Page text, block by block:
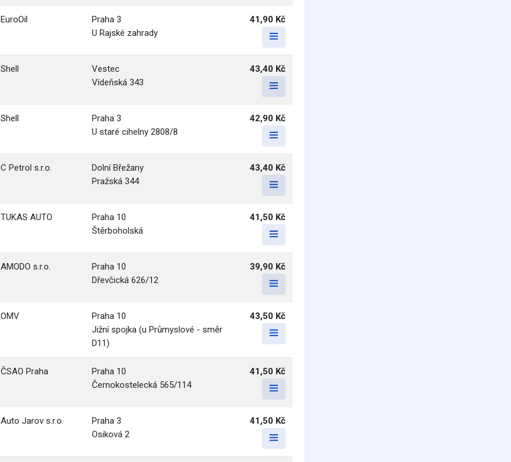
EuroOil
Praha 3
U Rajské zahrady
41,90 Kč
Shell
Vestec
Vídeňská 343
43,40 Kč
Shell
Praha 3
U staré cihelny 2808/8
42,90 Kč
C Petrol s.r.o.
Dolní Břežany
Pražská 344
43,40 Kč
TUKAS AUTO
Praha 10
Štěrboholská
41,50 Kč
AMODO s.r.o.
Praha 10
Dřevčická 626/12
39,90 Kč
OMV
Praha 10
Jižní spojka (u Průmyslové - směr
D11)
43,50 Kč
ČSAO Praha
Praha 10
Černokostelecká 565/114
41,50 Kč
Auto Jarov s.r.o.
Praha 3
Osiková 2
41,50 Kč